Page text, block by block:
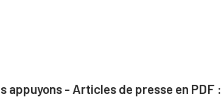
appuyons - Articles de presse en PDF :